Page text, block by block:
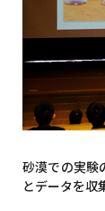
砂漠での実験
とデータを収